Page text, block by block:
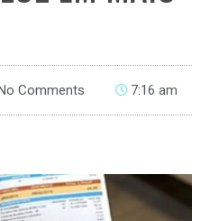
Comments 7:16 am